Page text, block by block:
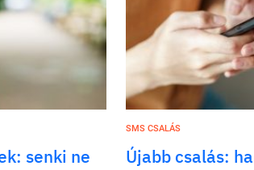
senki ne
SMS CSALÁS
Újabb csalás: